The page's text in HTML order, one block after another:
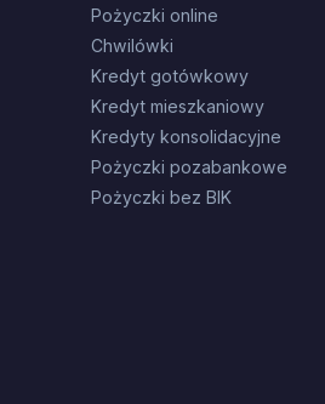
Pożyczki online
Chwilówki
Kredyt gotówkowy
Kredyt mieszkaniowy
Kredyty konsolidacyjne
Pożyczki pozabankowe
Pożyczki bez BIK